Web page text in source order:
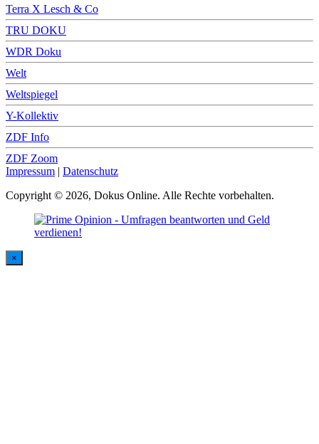
Terra X Lesch & Co
TRU DOKU
WDR Doku
Welt
Weltspiegel
Y-Kollektiv
ZDF Info
ZDF Zoom
Impressum | Datenschutz
Copyright © 2026, Dokus Online. Alle Rechte vorbehalten.
×